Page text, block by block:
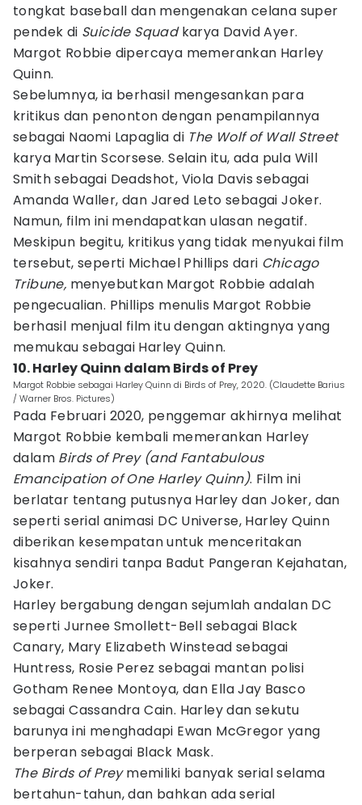
tongkat baseball dan mengenakan celana super
pendek di Suicide Squadkarya David Ayer.
Margot Robbie dipercaya memerankan Harley
Quinn.
Sebelumnya, ia berhasil mengesankan para
kritikus dan penonton dengan penampilannya
sebagai Naomi Lapaglia di The Wolf of Wall Street
karya Martin Scorsese. Selain itu, ada pula Will
Smith sebagai Deadshot, Viola Davis sebagai
Amanda Waller, dan Jared Leto sebagai Joker.
Namun, film ini mendapatkan ulasan negatif.
Meskipun begitu, kritikus yang tidak menyukai film
tersebut, seperti Michael Phillips dari Chicago
Tribune, menyebutkan Margot Robbie adalah
pengecualian. Phillips menulis Margot Robbie
berhasil menjual film itu dengan aktingnya yang
memukau sebagai Harley Quinn.
10. Harley Quinn dalam Birds of Prey
Margot Robbie sebagai Harley Quinn di Birds of Prey, 2020. (Claudette Barius
/ Warner Bros. Pictures)
Pada Februari 2020, penggemar akhirnya melihat
Margot Robbie kembali memerankan Harley
dalam Birds of Prey (and Fantabulous
Emancipation of One Harley Quinn). Film ini
berlatar tentang putusnya Harley dan Joker, dan
seperti serial animasi DC Universe, Harley Quinn
diberikan kesempatan untuk menceritakan
kisahnya sendiri tanpa Badut Pangeran Kejahatan,
Joker.
Harley bergabung dengan sejumlah andalan DC
seperti Jurnee Smollett-Bell sebagai Black
Canary, Mary Elizabeth Winstead sebagai
Huntress, Rosie Perez sebagai mantan polisi
Gotham Renee Montoya, dan Ella Jay Basco
sebagai Cassandra Cain. Harley dan sekutu
barunya ini menghadapi Ewan McGregor yang
berperan sebagai Black Mask.
The Birds of Preymemiliki banyak serial selama
bertahun-tahun, dan bahkan ada serial